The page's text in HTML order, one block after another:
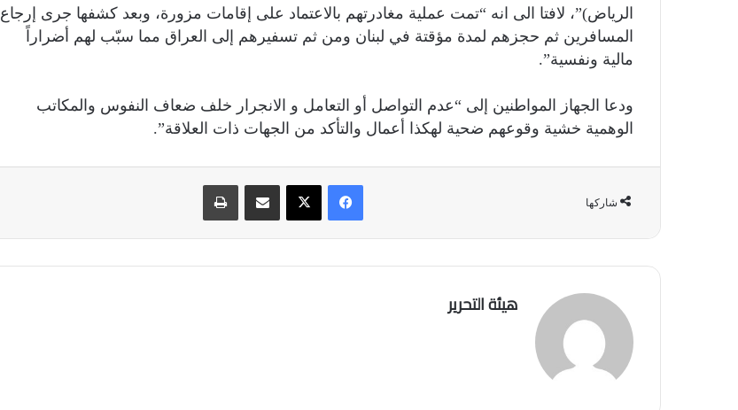
الرياض)”، لافتا الى انه “تمت عملية مغادرتهم بالاعتماد على إقامات مزورة، وبعد كشفها جرى إرجاع
المسافرين ثم حجزهم لمدة مؤقتة في لبنان ومن ثم تسفيرهم إلى العراق مما سبّب لهم أضراراً
مالية ونفسية”.
ودعا الجهاز المواطنين إلى “عدم التواصل أو التعامل و الانجرار خلف ضعاف النفوس والمكاتب
الوهمية خشية وقوعهم ضحية لهكذا أعمال والتأكد من الجهات ذات العلاقة”.
شاركها
فيسبوك X مشاركة عبر البريد طباعة
هيئة التحرير